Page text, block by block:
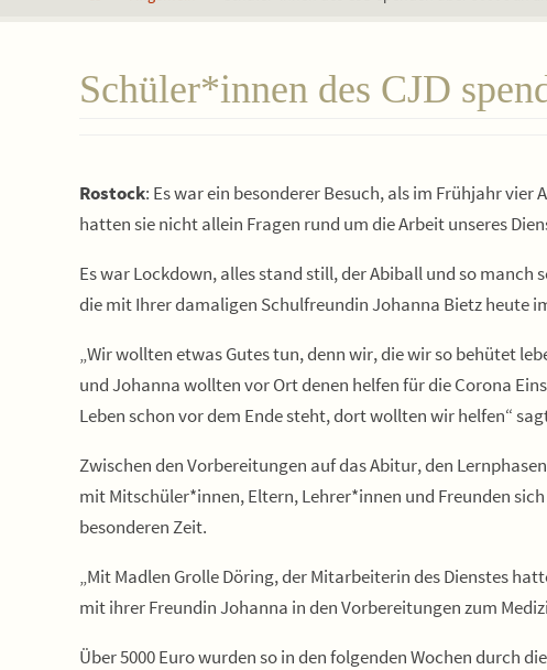
Schüler*innen des CJD
Rostock: Es war ein besonderer Besuch, als im Frühjahr
hatten sie nicht allein Fragen rund um die Arbeit unseres
Es war Lockdown, alles stand still, der Abiball und so manch
die mit Ihrer damaligen Schulfreundin Johanna Bietz heute
„Wir wollten etwas Gutes tun, denn wir, die wir so behütet
und Johanna wollten vor Ort denen helfen für die Corona
Leben schon vor dem Ende steht, dort wollten wir helfen“
Zwischen den Vorbereitungen auf das Abitur, den
mit Mitschüler*innen, Eltern, Lehrer*innen und Freunden
besonderen Zeit.
„Mit Madlen Grolle Döring, der Mitarbeiterin des Dienstes
mit ihrer Freundin Johanna in den Vorbereitungen zum
Über 5000 Euro wurden so in den folgenden Wochen durch